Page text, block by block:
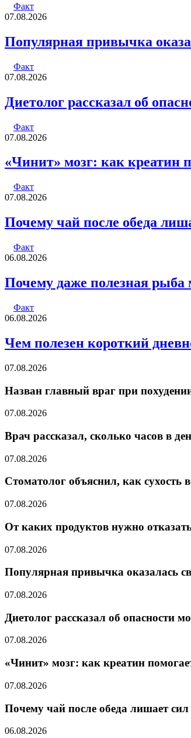
Факт
07.08.2026
Популярная привычка
Факт
07.08.2026
Диетолог рассказал об
Факт
07.08.2026
«Чинит» мозг: как креатин
Факт
07.08.2026
Почему чай после обеда
Факт
06.08.2026
Почему даже полезная рыба
Факт
06.08.2026
Чем полезен короткий
07.08.2026
Назван главный враг при
07.08.2026
Врач рассказал, сколько часов в
07.08.2026
Стоматолог объяснил, как сухость
07.08.2026
От каких продуктов нужно
07.08.2026
Популярная привычка оказалась
07.08.2026
Диетолог рассказал об опасности
07.08.2026
«Чинит» мозг: как креатин
07.08.2026
Почему чай после обеда лишает сил
06.08.2026